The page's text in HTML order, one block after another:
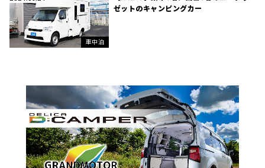
車中泊
ゼットのキャンピングカー